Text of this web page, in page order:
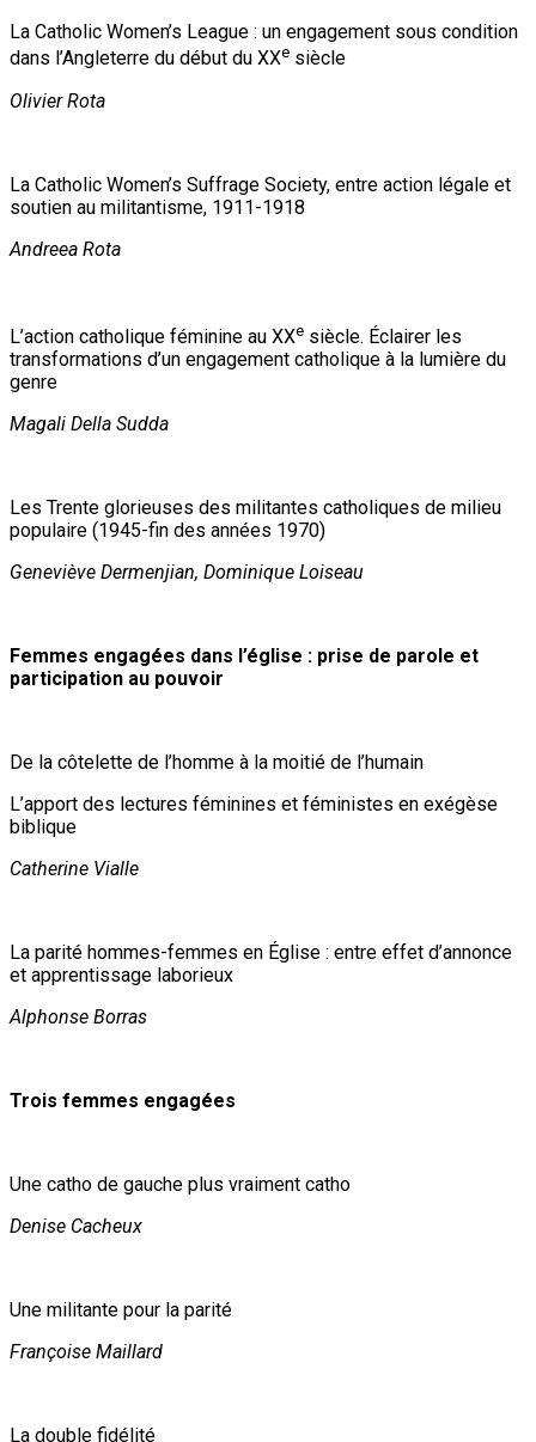
La Catholic Women’s League : un engagement sous condition
dans l’Angleterre du début du XXe siècle
Olivier Rota
La Catholic Women’s Suffrage Society, entre action légale et
soutien au militantisme, 1911-1918
Andreea Rota
L’action catholique féminine au XXe siècle. Éclairer les
transformations d’un engagement catholique à la lumière du
genre
Magali Della Sudda
Les Trente glorieuses des militantes catholiques de milieu
populaire (1945-fin des années 1970)
Geneviève Dermenjian, Dominique Loiseau
Femmes engagées dans l’église : prise de parole et
participation au pouvoir
De la côtelette de l’homme à la moitié de l’humain
L’apport des lectures féminines et féministes en exégèse
biblique
Catherine Vialle
La parité hommes-femmes en Église : entre effet d’annonce
et apprentissage laborieux
Alphonse Borras
Trois femmes engagées
Une catho de gauche plus vraiment catho
Denise Cacheux
Une militante pour la parité
Françoise Maillard
La double fidélité